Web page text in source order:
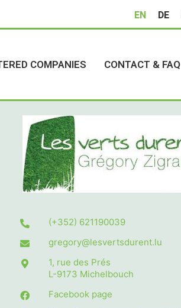
EN DE
COMPANIES CONTACT & FAQ
(+352) 621190039
gregory@lesvertsdurent.lu
1, rue des Prés
L-9173 Michelbouch
Facebook page